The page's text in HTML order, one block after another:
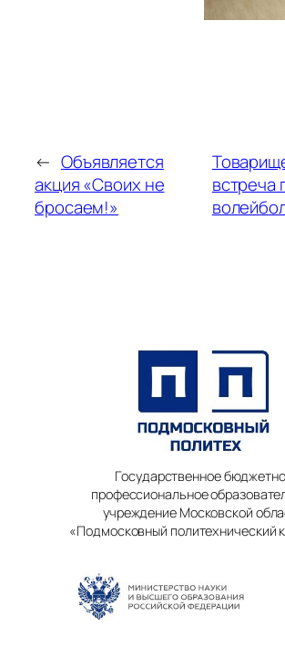
← Объявляется
акция «Своих не
бросаем!»
встреча
Государственное
профессиональное
учреждение Московской
«Подмосковный политехнический